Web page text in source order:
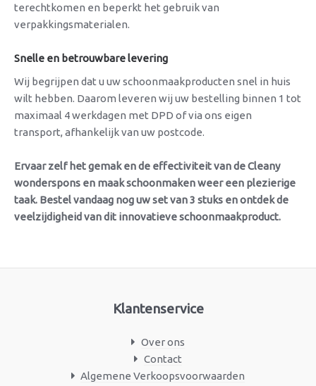
terechtkomen en beperkt het gebruik van
verpakkingsmaterialen.
Snelle en betrouwbare levering
Wij begrijpen dat u uw schoonmaakproducten snel in huis
wilt hebben. Daarom leveren wij uw bestelling binnen 1 tot
maximaal 4 werkdagen met DPD of via ons eigen
transport, afhankelijk van uw postcode.
Ervaar zelf het gemak en de effectiviteit van de Cleany
wonderspons en maak schoonmaken weer een plezierige
taak. Bestel vandaag nog uw set van 3 stuks en ontdek de
veelzijdigheid van dit innovatieve schoonmaakproduct.
Klantenservice
Over ons
Contact
Algemene Verkoopsvoorwaarden